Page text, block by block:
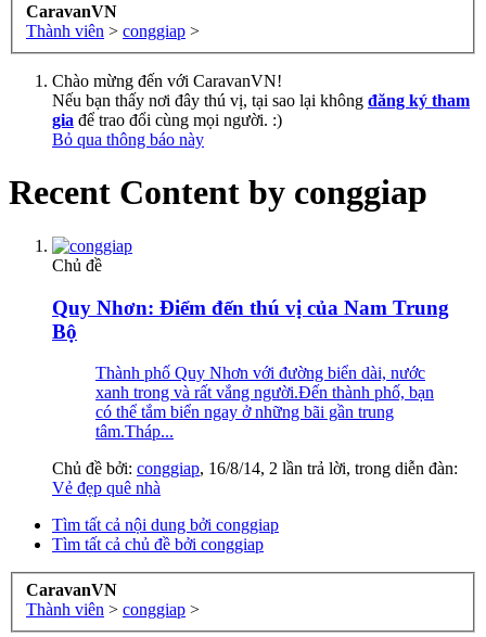
CaravanVN
Thành viên > conggiap >
Chào mừng đến với CaravanVN!
Nếu bạn thấy nơi đây thú vị, tại sao lại không đăng ký tham
gia để trao đổi cùng mọi người. :)
Bỏ qua thông báo này
Recent Content by conggiap
Chủ đề
Quy Nhơn: Điểm đến thú vị của Nam Trung
Bộ
Thành phố Quy Nhơn với đường biển dài, nước
xanh trong và rất vắng người.Đến thành phố, bạn
có thể tắm biển ngay ở những bãi gần trung
tâm.Tháp...
Chủ đề bởi: conggiap, 16/8/14, 2 lần trả lời, trong diễn đàn:
Vẻ đẹp quê nhà
Tìm tất cả nội dung bởi conggiap
Tìm tất cả chủ đề bởi conggiap
CaravanVN
Thành viên > conggiap >